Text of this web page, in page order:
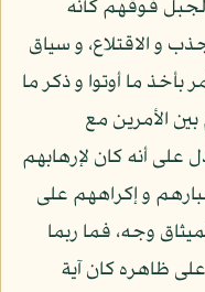
فوقهم كأنه
هو الجذب و الاقتلاع، و سياق
بأخذ ما أوتوا و ذكر ما
الأمرين مع
أنه كان لإرهابهم
و إكراههم على
وجه، فما ربما
ظاهره كان آية